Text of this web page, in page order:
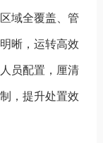
域全覆盖、管
晰，运转高效
人员配置 ，厘清
，提升处置效